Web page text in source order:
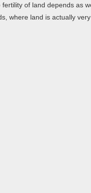
of land depends as
where land is actually